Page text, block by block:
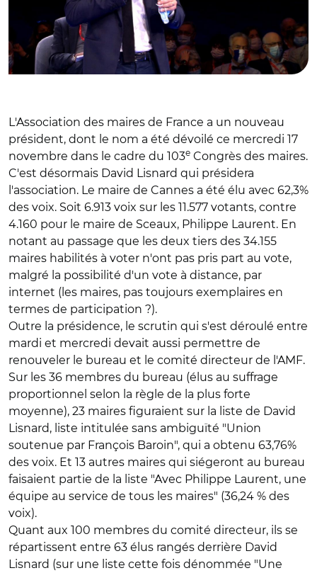
L'Association des maires de France a un nouveau
président, dont le nom a été dévoilé ce mercredi 17
novembre dans le cadre du 103e Congrès des maires.
C'est désormais David Lisnard qui présidera
l'association. Le maire de Cannes a été élu avec 62,3%
des voix. Soit 6.913 voix sur les 11.577 votants, contre
4.160 pour le maire de Sceaux, Philippe Laurent. En
notant au passage que les deux tiers des 34.155
maires habilités à voter n'ont pas pris part au vote,
malgré la possibilité d'un vote à distance, par
internet (les maires, pas toujours exemplaires en
termes de participation ?).
Outre la présidence, le scrutin qui s'est déroulé entre
mardi et mercredi devait aussi permettre de
renouveler le bureau et le comité directeur de l'AMF.
Sur les 36 membres du bureau (élus au suffrage
proportionnel selon la règle de la plus forte
moyenne), 23 maires figuraient sur la liste de David
Lisnard, liste intitulée sans ambiguïté "Union
soutenue par François Baroin", qui a obtenu 63,76%
des voix. Et 13 autres maires qui siégeront au bureau
faisaient partie de la liste "Avec Philippe Laurent, une
équipe au service de tous les maires" (36,24 % des
voix).
Quant aux 100 membres du comité directeur, ils se
répartissent entre 63 élus rangés derrière David
Lisnard (sur une liste cette fois dénommée "Une